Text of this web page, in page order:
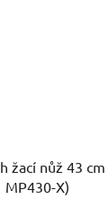
žací nůž 43 cm
MP430-X)